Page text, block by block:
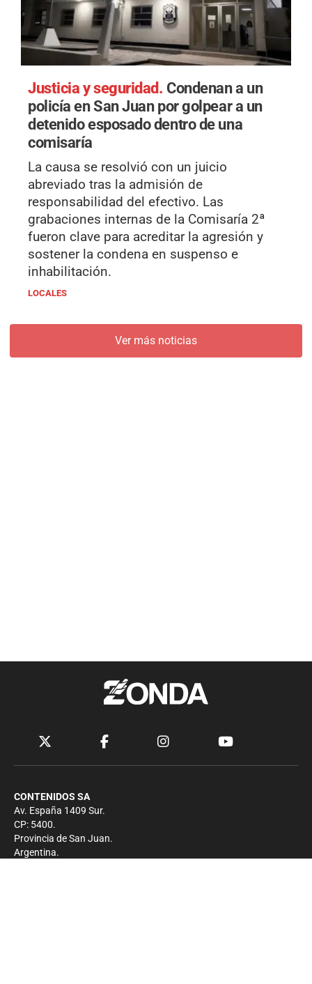
Justicia y seguridad. Condenan a un
policía en San Juan por golpear a un
detenido esposado dentro de una
comisaría
La causa se resolvió con un juicio
abreviado tras la admisión de
responsabilidad del efectivo. Las
grabaciones internas de la Comisaría 2ª
fueron clave para acreditar la agresión y
sostener la condena en suspenso e
inhabilitación.
LOCALES
Ver más noticias
CONTENIDOS SA
Av. España 1409 Sur.
CP: 5400.
Provincia de San Juan.
Argentina.